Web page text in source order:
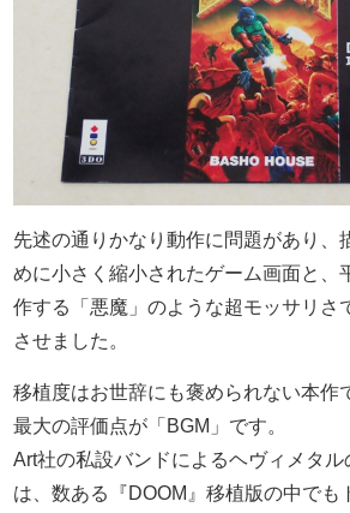
先述の通りかなり動作に問題があり、
めに小さく縮小されたゲーム画面と、
作する「悪魔」のような超モッサリさ
させました。
移植度はお世辞にも褒められない本作
最大の評価点が「BGM」です。
Art社の私設バンドによるヘヴィメタ
は、数ある『DOOM』移植版の中でも